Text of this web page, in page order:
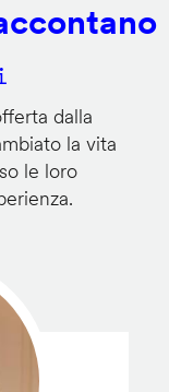
dalla
la vita
le loro